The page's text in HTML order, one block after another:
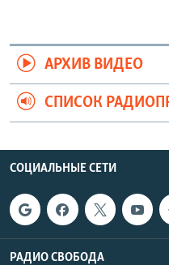
АРХИВ ВИДЕО
СПИСОК
СОЦИАЛЬНЫЕ СЕТИ
РАДИО СВОБОДА